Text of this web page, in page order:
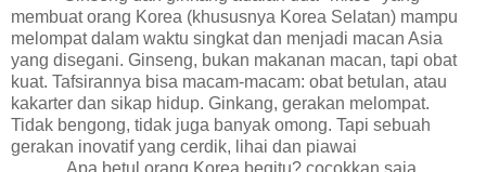
membuat orang Korea (khususnya Korea Selatan) mampu
melompat dalam waktu singkat dan menjadi macan Asia
yang disegani. Ginseng, bukan makanan macan, tapi obat
kuat. Tafsirannya bisa macam-macam: obat betulan, atau
kakarter dan sikap hidup. Ginkang, gerakan melompat.
Tidak bengong, tidak juga banyak omong. Tapi sebuah
gerakan inovatif yang cerdik, lihai dan piawai